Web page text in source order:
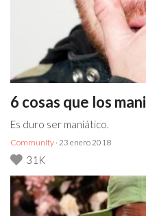
6 cosas que los
Es duro ser maniático.
Community · 23 enero 2018
31K